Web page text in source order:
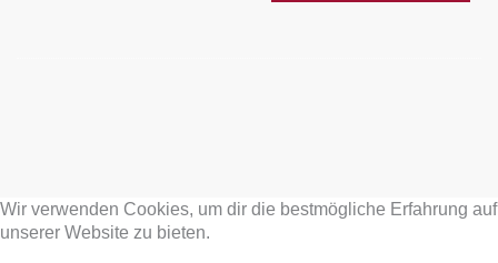
a
Wir verwenden Cookies, um dir die bestmögliche Erfahrung auf
unserer Website zu bieten.